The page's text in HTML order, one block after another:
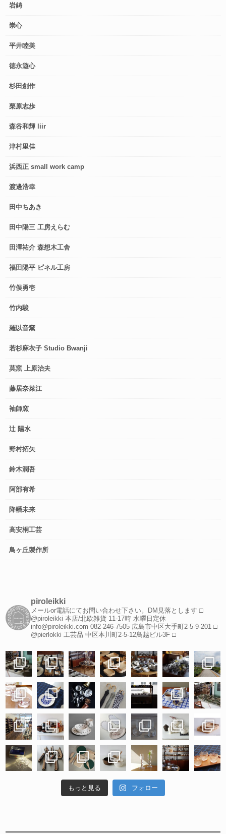
岩鋳
崇心
平井睦美
徳永遊心
杉田創作
栗原志歩
森谷和輝 liir
津村里佳
浜西正 small work camp
渡邊浩幸
田中ちあき
田中陽三 工房えらむ
田澤祐介 森想木工舎
福田陽平 ピネル工房
竹俣勇壱
竹内駿
羅以音窯
若杉麻衣子 Studio Bwanji
莫窯 上原治夫
藤居奈菜江
袖師窯
辻 陽水
野村拓矢
鈴木潤吾
阿部有希
降幡未来
高安桐工芸
鳥ヶ丘製作所
piroleikki
メールor電話にてお問い合わせ下さい。DM見落とします □
@piroleikki 本店/北欧雑貨 11-17時 水曜日定休
info@piroleikki.com 082-246-7505 広島市中区大手町2-5-9-201 □
@pierlokki 工芸品 中区本川町2-5-12鳥越ビル3F □
もっと見る フォロー